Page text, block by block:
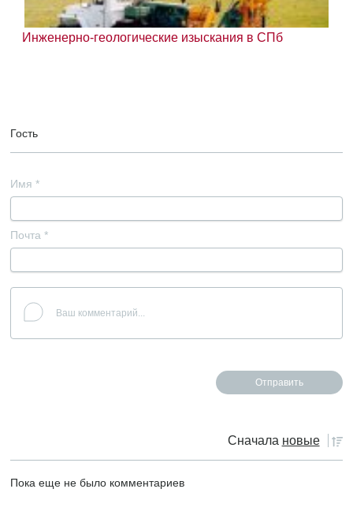
Инженерно-геологические изыскания в СПб
Гость
Имя *
Почта *
Сначала новые
Пока еще не было комментариев